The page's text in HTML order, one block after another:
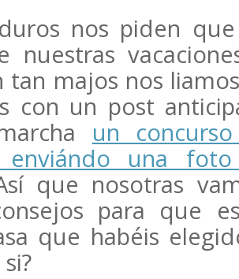
nos piden
nuestras
tan majos nos
con un post
un
enviándo una
que nosotras
para que
que habéis